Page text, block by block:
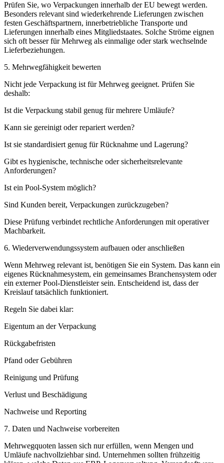
Prüfen Sie, wo Verpackungen innerhalb der EU bewegt werden.
Besonders relevant sind wiederkehrende Lieferungen zwischen
festen Geschäftspartnern, innerbetriebliche Transporte und
Lieferungen innerhalb eines Mitgliedstaates. Solche Ströme eignen
sich oft besser für Mehrweg als einmalige oder stark wechselnde
Lieferbeziehungen.
5. Mehrwegfähigkeit bewerten
Nicht jede Verpackung ist für Mehrweg geeignet. Prüfen Sie
deshalb:
Ist die Verpackung stabil genug für mehrere Umläufe?
Kann sie gereinigt oder repariert werden?
Ist sie standardisiert genug für Rücknahme und Lagerung?
Gibt es hygienische, technische oder sicherheitsrelevante
Anforderungen?
Ist ein Pool-System möglich?
Sind Kunden bereit, Verpackungen zurückzugeben?
Diese Prüfung verbindet rechtliche Anforderungen mit operativer
Machbarkeit.
6. Wiederverwendungssystem aufbauen oder anschließen
Wenn Mehrweg relevant ist, benötigen Sie ein System. Das kann ein
eigenes Rücknahmesystem, ein gemeinsames Branchensystem oder
ein externer Pool-Dienstleister sein. Entscheidend ist, dass der
Kreislauf tatsächlich funktioniert.
Regeln Sie dabei klar:
Eigentum an der Verpackung
Rückgabefristen
Pfand oder Gebühren
Reinigung und Prüfung
Verlust und Beschädigung
Nachweise und Reporting
7. Daten und Nachweise vorbereiten
Mehrwegquoten lassen sich nur erfüllen, wenn Mengen und
Umläufe nachvollziehbar sind. Unternehmen sollten frühzeitig